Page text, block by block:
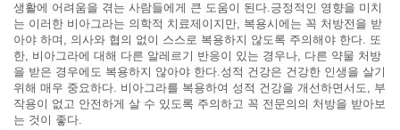
생활에 어려움을 겪는 사람들에게 큰 도움이 된다.긍정적인 영향을 미치
는 이러한 비아그라는 의학적 치료제이지만, 복용시에는 꼭 처방전을 받
아야 하며, 의사와 협의 없이 스스로 복용하지 않도록 주의해야 한다. 또
한, 비아그라에 대해 다른 알레르기 반응이 있는 경우나, 다른 약물 처방
을 받은 경우에도 복용하지 않아야 한다.성적 건강은 건강한 인생을 살기
위해 매우 중요하다. 비아그라를 복용하여 성적 건강을 개선하면서도, 부
작용이 없고 안전하게 살 수 있도록 주의하고 꼭 전문의의 처방을 받아보
는 것이 좋다.